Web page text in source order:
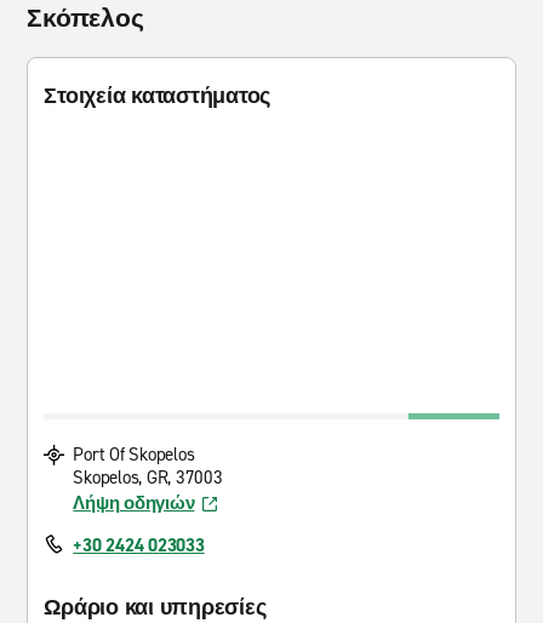
Σκόπελος
Στοιχεία καταστήματος
Port Of Skopelos
Skopelos, GR, 37003
Λήψη οδηγιών
+30 2424 023033
Ωράριο και υπηρεσίες